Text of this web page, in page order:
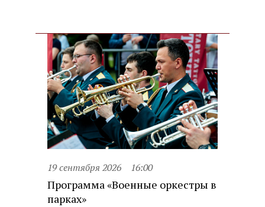
19 сентября 2026 16:00
Программа «Военные оркестры в
парках»